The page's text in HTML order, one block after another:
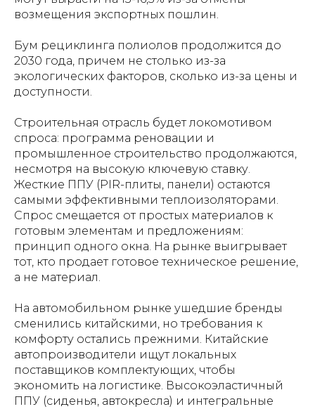
возмещения экспортных пошлин.
Бум рециклинга полиолов продолжится до
2030 года, причем не столько из-за
экологических факторов, сколько из-за цены и
доступности.
Строительная отрасль будет локомотивом
спроса: программа реновации и
промышленное строительство продолжаются,
несмотря на высокую ключевую ставку.
Жесткие ППУ (PIR-плиты, панели) остаются
самыми эффективными теплоизоляторами.
Спрос смещается от простых материалов к
готовым элементам и предложениям:
принцип одного окна. На рынке выигрывает
тот, кто продает готовое техническое решение,
а не материал.
На автомобильном рынке ушедшие бренды
сменились китайскими, но требования к
комфорту остались прежними. Китайские
автопроизводители ищут локальных
поставщиков комплектующих, чтобы
экономить на логистике. Высокоэластичный
ППУ (сиденья, автокресла) и интегральные